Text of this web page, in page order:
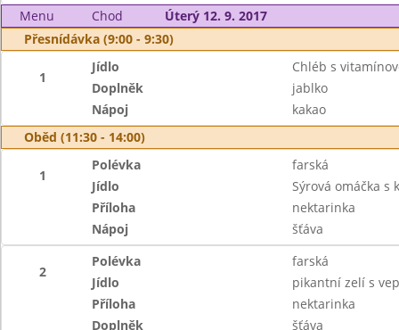
Menu
Chod
Úterý 12. 9. 2017
Přesnídávka (9:00 - 9:30)
1
Jídlo
Chléb s
Doplněk
jablko
Nápoj
kakao
Oběd (11:30 - 14:00)
1
Polévka
farská
Jídlo
Sýrová omáčka s
Příloha
nektarinka
Nápoj
šťáva
2
Polévka
farská
Jídlo
pikantní zelí s
Příloha
nektarinka
Doplněk
šťáva